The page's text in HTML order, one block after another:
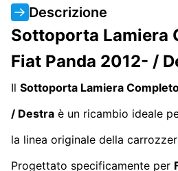
Descrizione
Sottoporta Lamiera
Fiat Panda 2012- /
Il Sottoporta Lamiera
/ Destra è un ricambio ideale
la linea originale della
Progettato specificamente per